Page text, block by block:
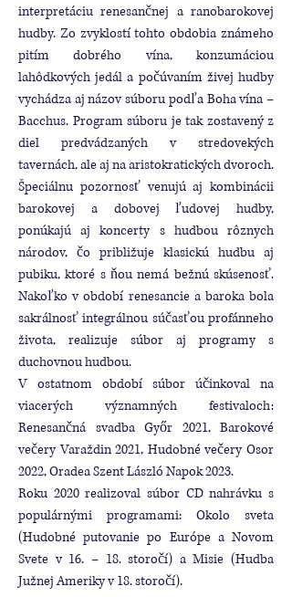
interpretáciu renesančnej a ranobarokovej
hudby. Zo zvyklostí tohto obdobia známeho
pitím dobrého vína, konzumáciou
lahôdkových jedál a počúvaním živej hudby
vychádza aj názov súboru podľa Boha vína –
Bacchus. Program súboru je tak zostavený z
diel predvádzaných v stredovekých
tavernách, ale aj na aristokratických dvoroch.
Špeciálnu pozornosť venujú aj kombinácii
barokovej a dobovej ľudovej hudby,
ponúkajú aj koncerty s hudbou rôznych
národov, čo približuje klasickú hudbu aj
pubiku, ktoré s ňou nemá bežnú skúsenosť.
Nakoľko v období renesancie a baroka bola
sakrálnosť integrálnou súčasťou profánneho
života, realizuje súbor aj programy s
duchovnou hudbou.
V ostatnom období súbor účinkoval na
viacerých významných festivaloch:
Renesančná svadba Győr 2021, Barokové
večery Varaždin 2021, Hudobné večery Osor
2022, Oradea Szent László Napok 2023.
Roku 2020 realizoval súbor CD nahrávku s
populárnými programami: Okolo sveta
(Hudobné putovanie po Európe a Novom
Svete v 16. – 18. storočí) a Misie (Hudba
Južnej Ameriky v 18. storočí).